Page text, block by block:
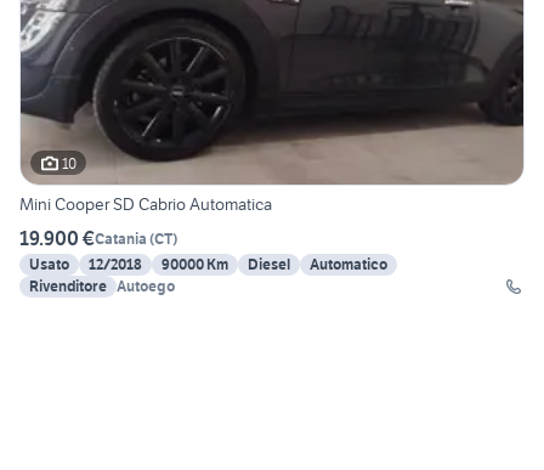
10
Mini Cooper SD Cabrio Automatica
19.900 €Catania (CT)
Usato
12/2018 90000 Km Diesel
Automatico
Rivenditore Autoego